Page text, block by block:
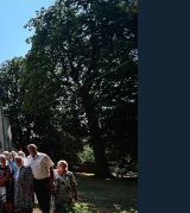
в Україні, за